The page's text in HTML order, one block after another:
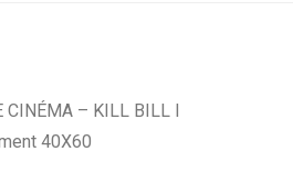
CINÉMA – KILL BILL I
40X60